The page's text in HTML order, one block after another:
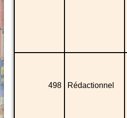
498 Rédactionnel